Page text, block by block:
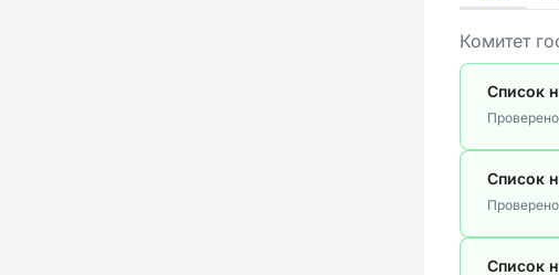
Комитет
Список
Список
Список